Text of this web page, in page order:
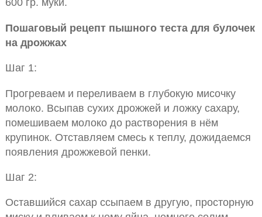
Пошаговый рецепт пышного теста для булочек
на дрожжах
Шаг 1:
Прогреваем и переливаем в глубокую мисочку
молоко. Всыпав сухих дрожжей и ложку сахару,
помешиваем молоко до растворения в нём
крупинок. Отставляем смесь к теплу, дожидаемся
появления дрожжевой пенки.
Шаг 2:
Оставшийся сахар ссыпаем в другую, просторную